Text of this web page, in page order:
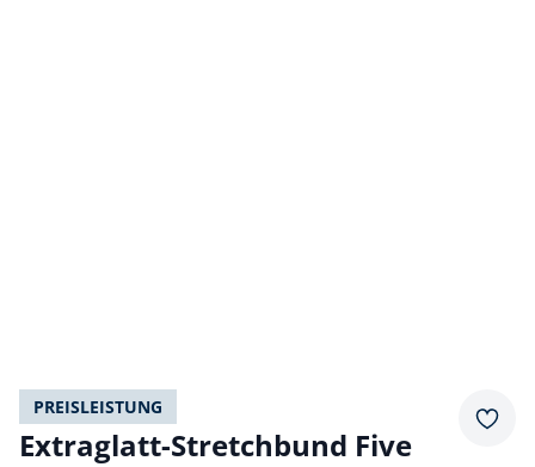
PREISLEISTUNG
Extraglatt-Stretchbund Five